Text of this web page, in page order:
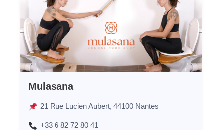
Mulasana
21 Rue Lucien Aubert, 44100 Nantes
+33 6 82 72 80 41